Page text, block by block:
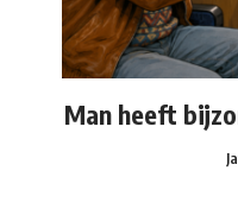
Man heeft